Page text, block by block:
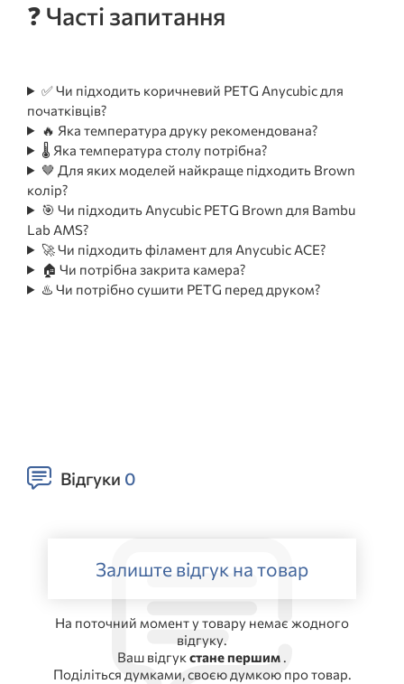
❓ Часті запитання
✅ Чи підходить коричневий PETG Anycubic для
початківців?
🔥 Яка температура друку рекомендована?
🌡️ Яка температура столу потрібна?
🤎 Для яких моделей найкраще підходить Brown
колір?
🎯 Чи підходить Anycubic PETG Brown для Bambu
Lab AMS?
🚀 Чи підходить філамент для Anycubic ACE?
🏠 Чи потрібна закрита камера?
♨️ Чи потрібно сушити PETG перед друком?
Відгуки 0
Залиште відгук на товар
На поточний момент у товару немає жодного
відгуку.
Ваш відгук стане першим .
Поділіться думками, своєю думкою про товар.